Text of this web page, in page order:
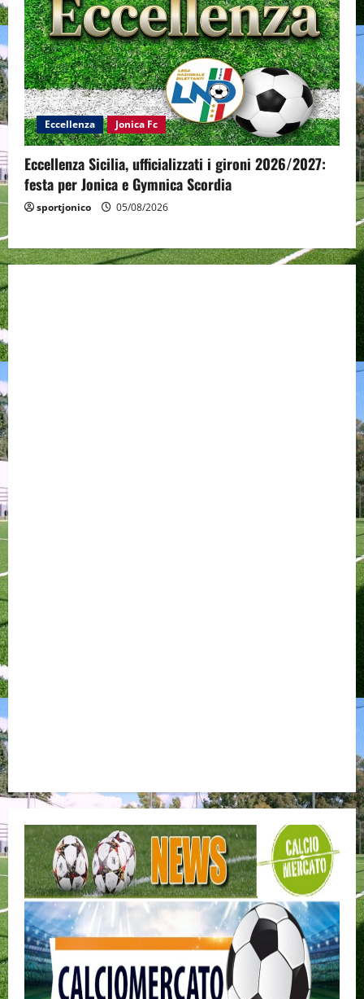
Eccellenza Jonica Fc
Eccellenza Sicilia, ufficializzati i gironi 2026/2027:
festa per Jonica e Gymnica Scordia
sportjonico 05/08/2026